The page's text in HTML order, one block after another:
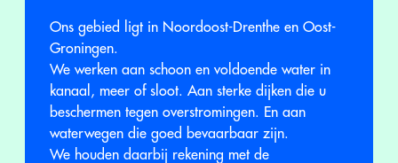
Ons gebied ligt in Noordoost-Drenthe en Oost-
Groningen.
We werken aan schoon en voldoende water in
kanaal, meer of sloot. Aan sterke dijken die u
beschermen tegen overstromingen. En aan
waterwegen die goed bevaarbaar zijn.
We houden daarbij rekening met de